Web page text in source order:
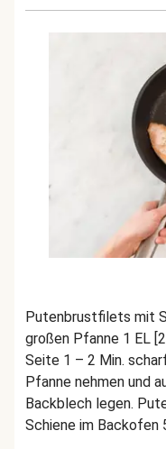
Putenbrustfilets mit
großen Pfanne 1 EL
Seite 1 – 2 Min.
Pfanne nehmen und
Backblech legen.
Schiene im Backofen